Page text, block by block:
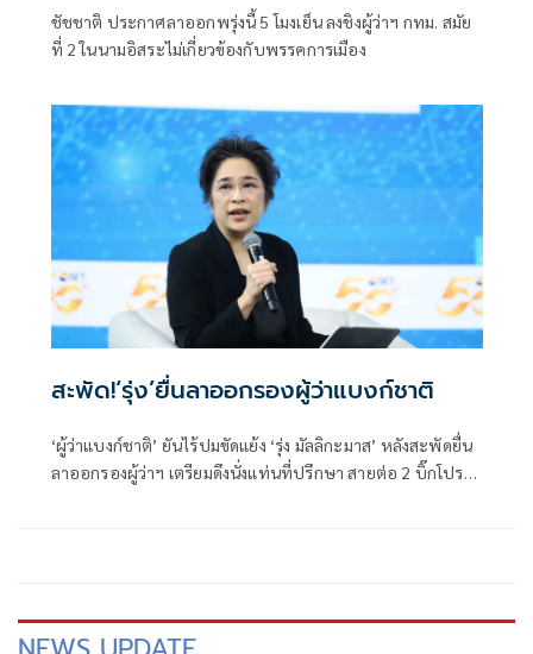
ชัชชาติ ประกาศลาออกพรุ่งนี้ 5 โมงเย็น ลงชิงผู้ว่าฯ กทม. สมัย
ที่ 2 ในนามอิสระไม่เกี่ยวข้องกับพรรคการเมือง
สะพัด!‘รุ่ง’ยื่นลาออกรองผู้ว่าแบงก์ชาติ
‘ผู้ว่าแบงก์ชาติ’ ยันไร้ปมขัดแย้ง ‘รุ่ง มัลลิกะมาส’ หลังสะพัดยื่น
ลาออกรองผู้ว่าฯ เตรียมดึงนั่งแท่นที่ปรึกษา สายต่อ 2 บิ๊กโปร